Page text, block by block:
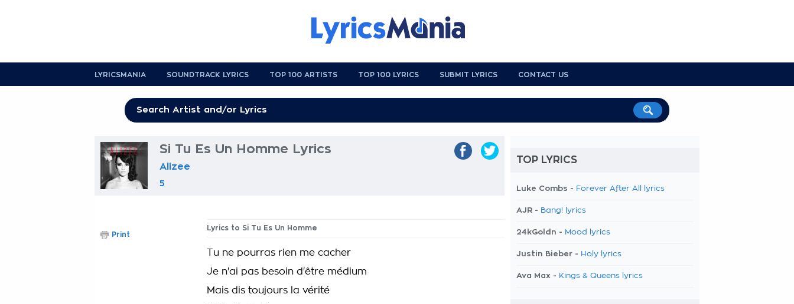
LYRICSMANIA SOUNDTRACK LYRICS TOP 100 ARTISTS TOP 100 LYRICS SUBMIT LYRICS CONTACT US
Si Tu Es Un Homme Lyrics
Alizee
5
Lyrics to Si Tu Es Un Homme
Tu ne pourras rien me cacher
Je n'ai pas besoin d'être médium
Mais dis toujours la vérité
Print
TOP LYRICS
Luke Combs - Forever After All lyrics
AJR - Bang! lyrics
24kGoldn - Mood lyrics
Justin Bieber - Holy lyrics
Ava Max - Kings & Queens lyrics